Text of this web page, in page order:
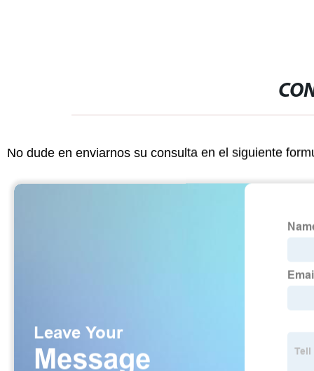
No dude en enviarnos su consulta en el siguiente